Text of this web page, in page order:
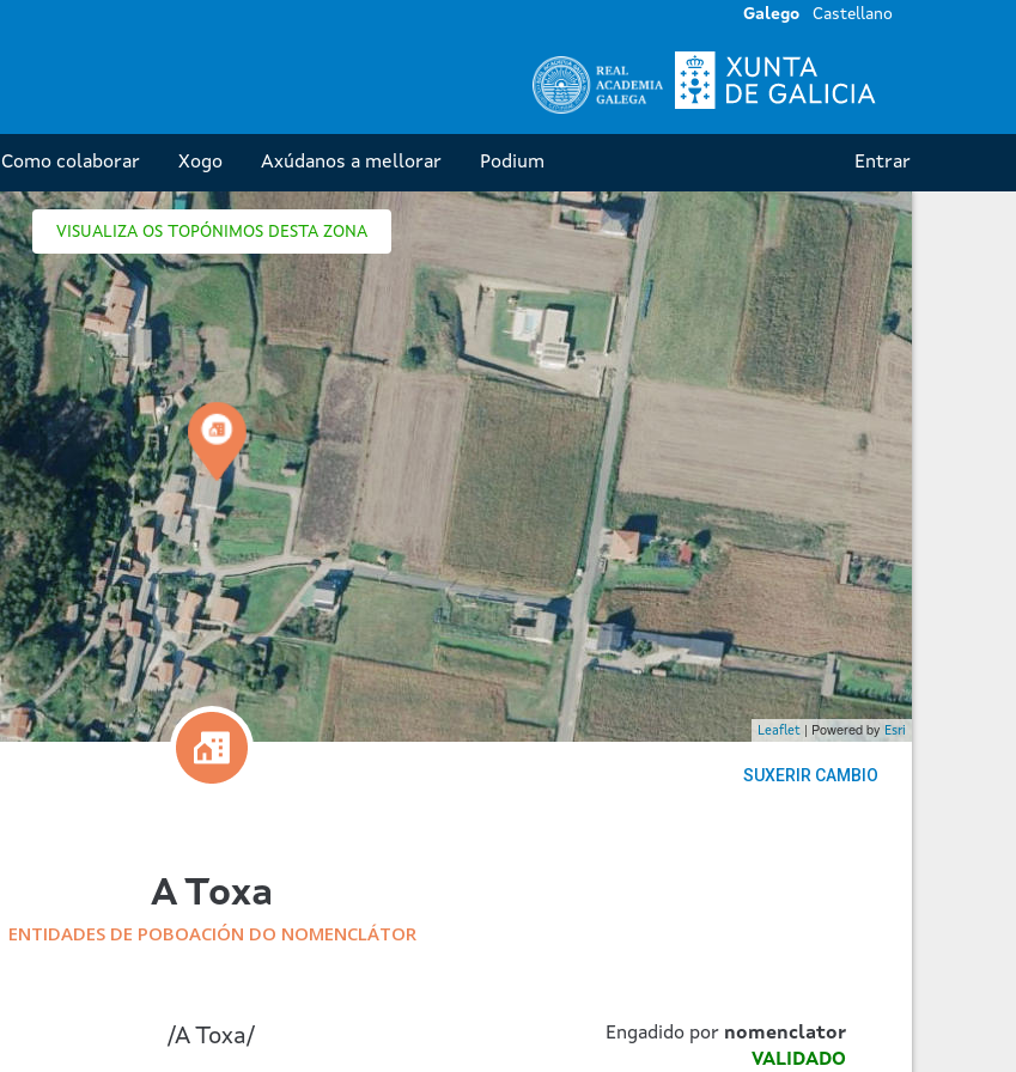
Galego
GL
Galego Castellano
ES
Castellano
Como colaborar Xogo Axúdanos a mellorar Podium Entrar
VISUALIZA OS TOPÓNIMOS DESTA ZONA
Leaflet | Powered by Esri
SUXERIR CAMBIO
A Toxa
ENTIDADES DE POBOACIÓN DO NOMENCLÁTOR
/A Toxa/ Engadido por nomenclator
VALIDADO